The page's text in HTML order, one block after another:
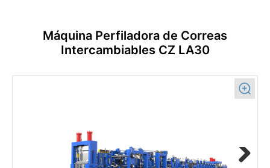
Máquina Perfiladora de Correas
Intercambiables CZ LA30